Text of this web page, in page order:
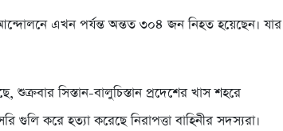
এখন পর্যন্ত অন্তত ৩০৪ জন নিহত হয়েছেন। যার
শুক্রবার সিস্তান-বালুচিস্তান প্রদেশের খাস শহরে
করে হত্যা করেছে নিরাপত্তা বাহিনীর সদস্যরা।